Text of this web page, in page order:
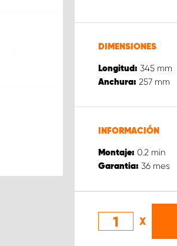
DIMENSIONES
Longitud: 345 mm
Anchura: 257 mm
INFORMACIÓN
Montaje: 0.2 min
Garantia: 36 mes
X